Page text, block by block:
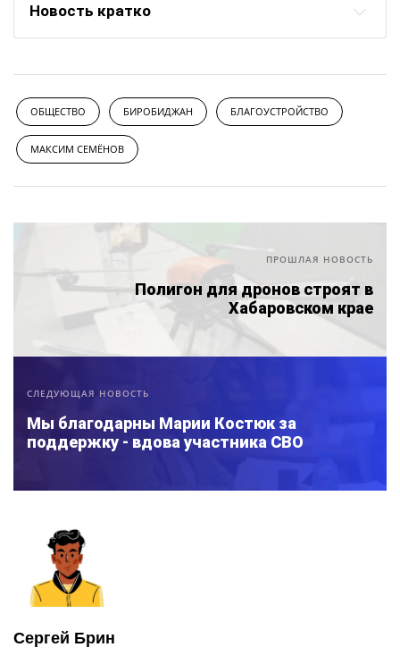
Новость кратко
ОБЩЕСТВО БИРОБИДЖАН БЛАГОУСТРОЙСТВО
МАКСИМ СЕМЁНОВ
ПРОШЛАЯ НОВОСТЬ
Полигон для дронов строят в
Хабаровском крае
СЛЕДУЮЩАЯ НОВОСТЬ
Мы благодарны Марии Костюк за
поддержку - вдова участника СВО
Сергей Брин